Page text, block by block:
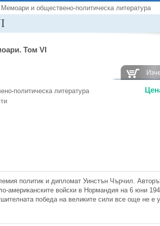
Мемоари и обществено-политическа литература
Том VI
политическа литература
политик и дипломат Уинстън Чърчил.
американските войски в Нормандия на 6 юни
победа на великите сили все още не е